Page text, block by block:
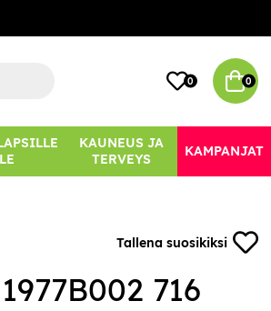
0 0
KAUNEUS JA
TERVEYS
KAMPANJAT
Tallena suosikiksi
716